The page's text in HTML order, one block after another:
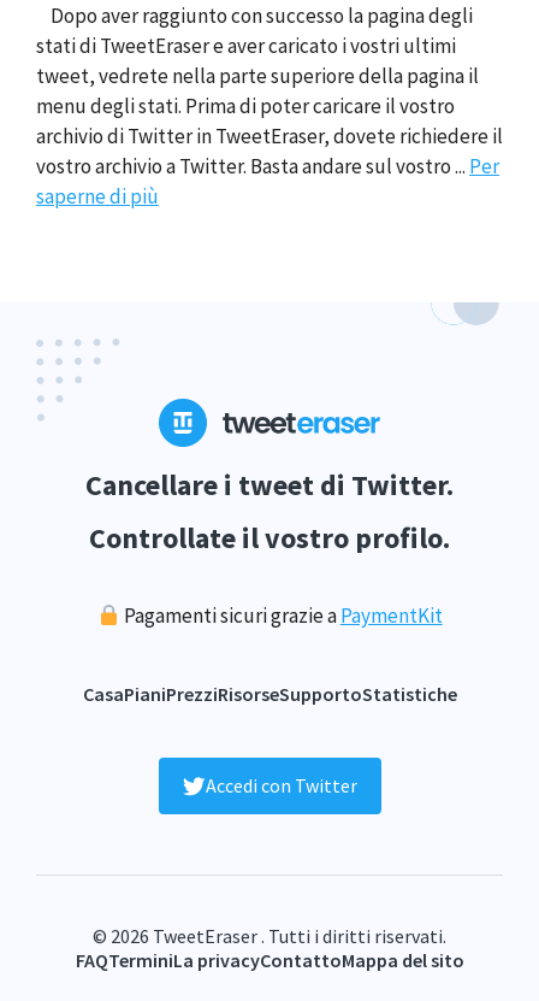
Dopo aver raggiunto con successo la pagina degli
stati di TweetEraser e aver caricato i vostri ultimi
tweet, vedrete nella parte superiore della pagina il
menu degli stati. Prima di poter caricare il vostro
archivio di Twitter in TweetEraser, dovete richiedere il
vostro archivio a Twitter. Basta andare sul vostro ... Per
saperne di più
Cancellare i tweet di Twitter.
Controllate il vostro profilo.
Pagamenti sicuri grazie aPaymentKit
CasaPianiPrezziRisorseSupportoStatistiche
Accedi con Twitter
© 2026 TweetEraser . Tutti i diritti riservati.
FAQTerminiLa privacyContattoMappa del sito